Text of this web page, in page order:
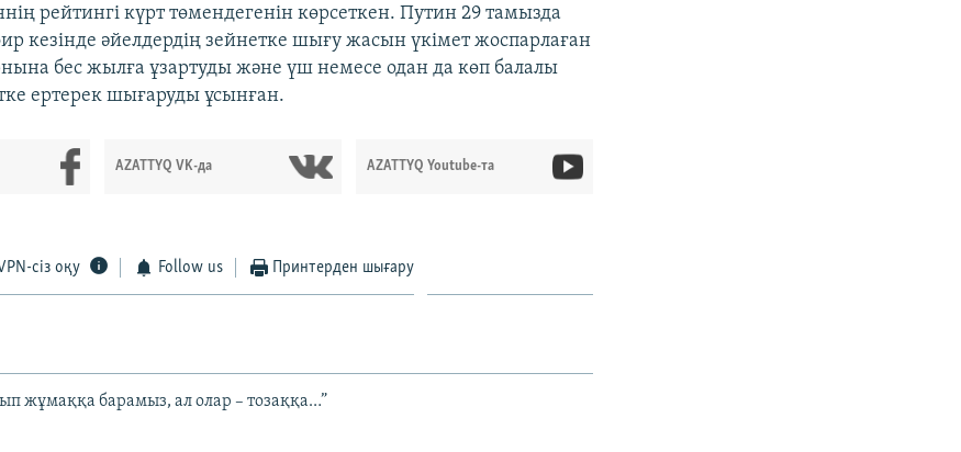
рейтингі күрт төмендегенін көрсеткен. Путин 29 тамызда
кезінде әйелдердің зейнетке шығу жасын үкімет жоспарлаған
бес жылға ұзартуды және үш немесе одан да көп балалы
ертерек шығаруды ұсынған.
AZATTYQ VK-да AZATTYQ Youtube-та
сіз оқу Follow us Принтерден шығару
жұмаққа барамыз, ал олар – тозаққа…”